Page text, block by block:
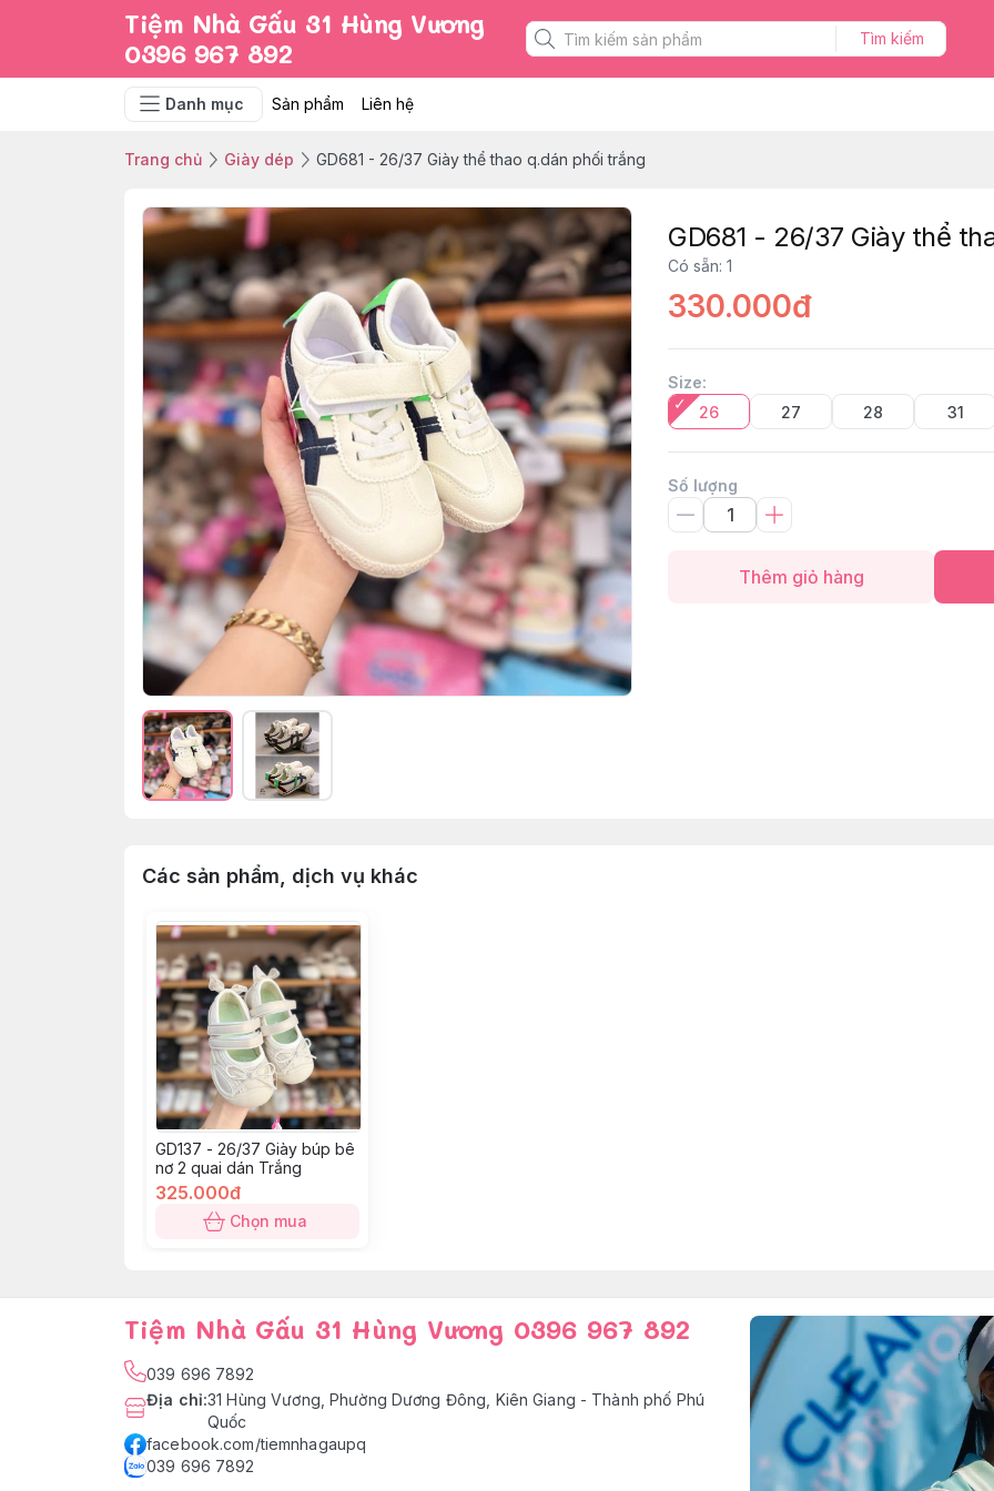
Tiệm Nhà Gấu 31 Hùng Vương
0396 967 892
Tìm kiếm
Danh mục Sản phẩm Liên hệ
Trang chủ Giày dép GD681 - 26/37 Giày thể thao q.dán phối trắng
GD681 - 26/37 Giày thể
Có sẵn: 1
330.000đ
Size:
26
27 28 31
Số lượng
Thêm giỏ hàng
Các sản phẩm, dịch vụ khác
GD137 - 26/37 Giày búp bê
nơ 2 quai dán Trắng
325.000đ
Chọn mua
Tiệm Nhà Gấu 31 Hùng Vương 0396 967 892
039 696 7892
Địa chỉ:31 Hùng Vương, Phường Dương Đông, Kiên Giang - Thành phố Phú
Quốc
facebook.com/tiemnhagaupq
039 696 7892